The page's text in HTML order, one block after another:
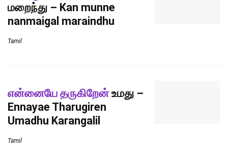
மறைந்து – Kan munne
nanmaigal maraindhu
Tamil
என்னையே தருகிறேன்உமது –
Ennayae Tharugiren
Umadhu Karangalil
Tamil